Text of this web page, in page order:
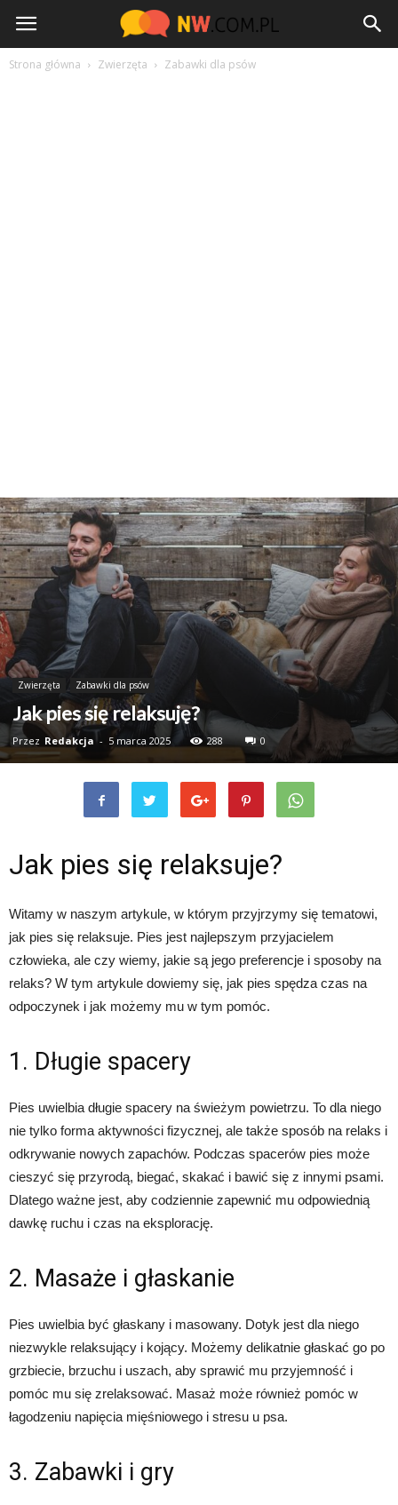
NW.com.pl
Strona główna Zwierzęta Zabawki dla psów
Zwierzęta Zabawki dla psów
Jak pies się relaksuję?
Przez Redakcja - 5 marca 2025 288 0
Jak pies się relaksuje?
Witamy w naszym artykule, w którym przyjrzymy się tematowi,
jak pies się relaksuje. Pies jest najlepszym przyjacielem
człowieka, ale czy wiemy, jakie są jego preferencje i sposoby na
relaks? W tym artykule dowiemy się, jak pies spędza czas na
odpoczynek i jak możemy mu w tym pomóc.
1. Długie spacery
Pies uwielbia długie spacery na świeżym powietrzu. To dla niego
nie tylko forma aktywności fizycznej, ale także sposób na relaks i
odkrywanie nowych zapachów. Podczas spacerów pies może
cieszyć się przyrodą, biegać, skakać i bawić się z innymi psami.
Dlatego ważne jest, aby codziennie zapewnić mu odpowiednią
dawkę ruchu i czas na eksplorację.
2. Masaże i głaskanie
Pies uwielbia być głaskany i masowany. Dotyk jest dla niego
niezwykle relaksujący i kojący. Możemy delikatnie głaskać go po
grzbiecie, brzuchu i uszach, aby sprawić mu przyjemność i
pomóc mu się zrelaksować. Masaż może również pomóc w
łagodzeniu napięcia mięśniowego i stresu u psa.
3. Zabawki i gry